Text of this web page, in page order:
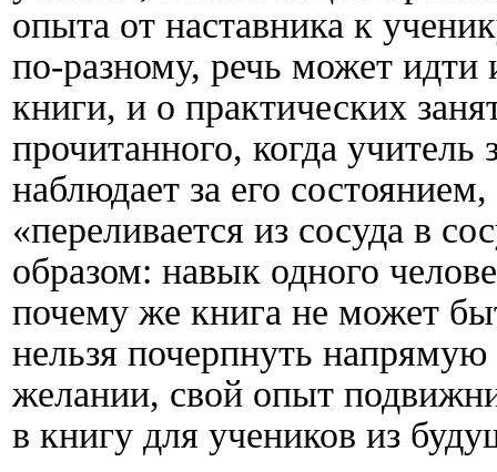
опыта от наставника к
по-разному, речь может идти
книги, и о практических
прочитанного, когда
наблюдает за его
«переливается из сосуда в
образом: навык одного
почему же книга не может
нельзя почерпнуть
желании, свой опыт
в книгу для учеников из